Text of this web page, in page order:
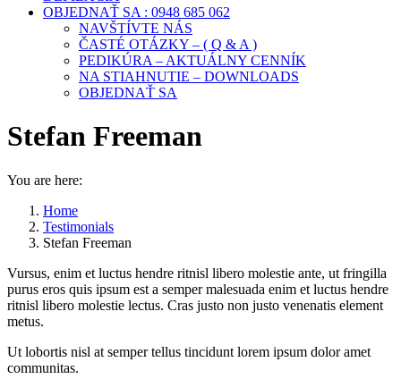
OBJEDNAŤ SA : 0948 685 062
NAVŠTÍVTE NÁS
ČASTÉ OTÁZKY – ( Q & A )
PEDIKÚRA – AKTUÁLNY CENNÍK
NA STIAHNUTIE – DOWNLOADS
OBJEDNAŤ SA
Stefan Freeman
You are here:
Home
Testimonials
Stefan Freeman
Vursus, enim et luctus hendre ritnisl libero molestie ante, ut fringilla
purus eros quis ipsum est a semper malesuada enim et luctus hendre
ritnisl libero molestie lectus. Cras justo non justo venenatis element
metus.
Ut lobortis nisl at semper tellus tincidunt lorem ipsum dolor amet
communitas.